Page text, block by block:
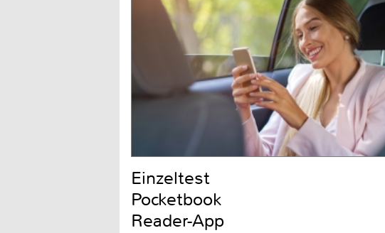
Einzeltest
Pocketbook
Reader-App